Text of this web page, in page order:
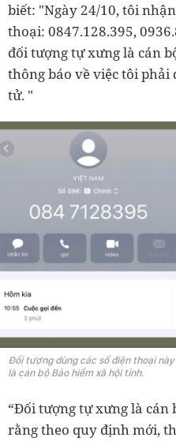
biết: "Ngày 24/10, tôi
thoại: 0847.128.395,
đối tượng tự xưng là cán
thông báo về việc tôi phải
tử. "
Đối tượng dùng các số điện thoại này
là cán bộ Bảo hiểm xã hội tỉnh.
“Đối tượng tự xưng là cán
rằng theo quy định mới,